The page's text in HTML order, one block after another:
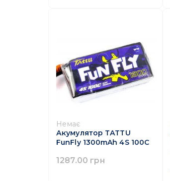
Немає
Акумулятор TATTU
FunFly 1300mAh 4S 100C
1287.00 грн